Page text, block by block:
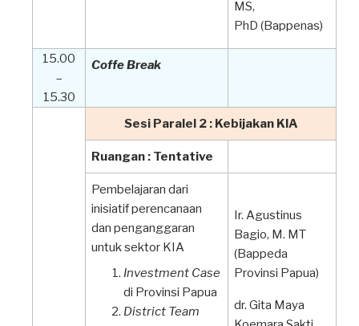
MS,
PhD (Bappenas)
15.00
–
15.30
Coffe Break
Sesi Paralel 2 : Kebijakan KIA
Ruangan : Tentative
Pembelajaran dari
inisiatif perencanaan
dan penganggaran
untuk sektor KIA
Investment Case
di Provinsi Papua
District Team
Ir. Agustinus
Bagio, M. MT
(Bappeda
Provinsi Papua)
dr. Gita Maya